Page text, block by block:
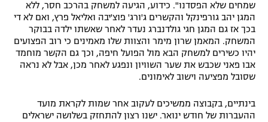
מדיניות פרטיות
תקנון פעילות ספורט 1
רשיון להקרנה פומבית לבית עסק
הצטרפות לחבילת הערוצים
גיימינג E-Sports
שמחים שלא הפסדנו". כידוע, הגיעה למשחק בהרכב חסר, ללא
המגן יהב גורפינקל והקשרים ג'ורג' פוצ'יבה ואליאל פרץ, ואם לא די
בכך אז גם המגן חגי גולדנברג נעדר לאחר שאשתו ילדה בבוקר
המשחק. המאמן שרון מימר והצוות שלו מאמינים כי רוב הפצועים
יהיו כשירים למשחק הבא מול הפועל חיפה, וכך גם הקשר מוחמד
אבו פאני שכבש את שער השוויון ונפגע לאחר מכן, אבל לא נראה
שסובל מפציעה וישוב לאימונים.
בינתיים, בקבוצה ממשיכים לעקוב אחר שמות לקראת מועד
ההעברות של חודש ינואר. ישנו רצון להתחזק בשלושה ישראלים